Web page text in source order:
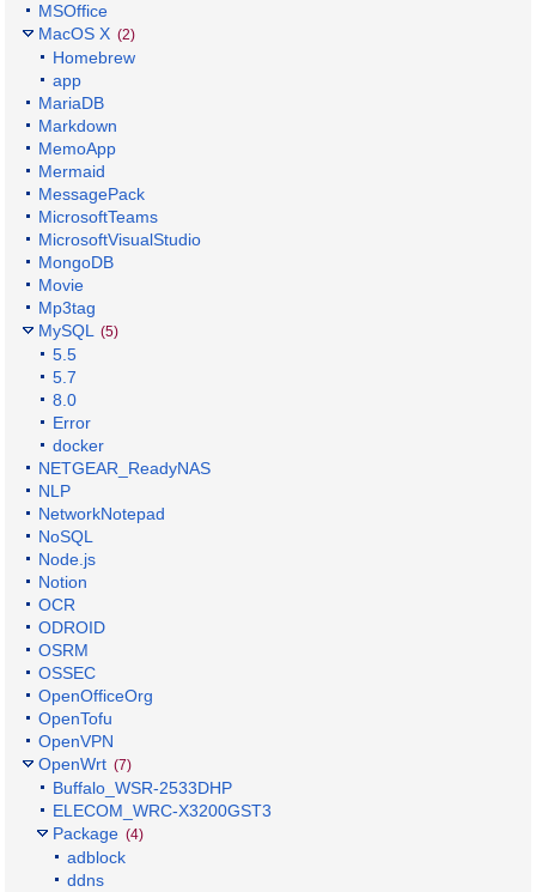
MSOffice
MacOS X (2)
Homebrew
app
MariaDB
Markdown
MemoApp
Mermaid
MessagePack
MicrosoftTeams
MicrosoftVisualStudio
MongoDB
Movie
Mp3tag
MySQL (5)
5.5
5.7
8.0
Error
docker
NETGEAR_ReadyNAS
NLP
NetworkNotepad
NoSQL
Node.js
Notion
OCR
ODROID
OSRM
OSSEC
OpenOfficeOrg
OpenTofu
OpenVPN
OpenWrt (7)
Buffalo_WSR-2533DHP
ELECOM_WRC-X3200GST3
Package (4)
adblock
ddns